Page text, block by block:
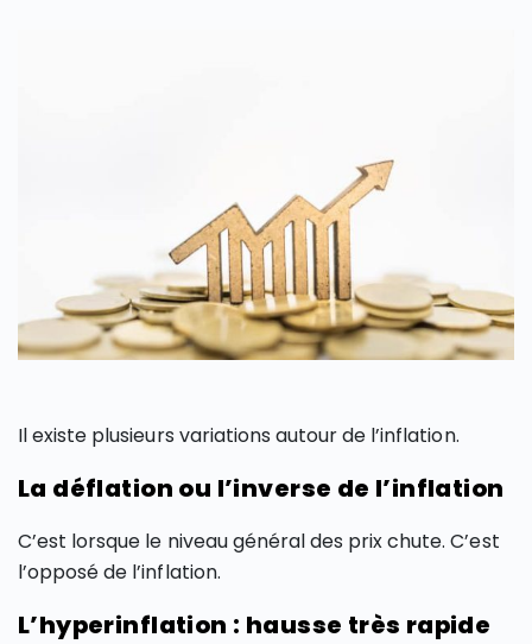
Il existe plusieurs variations autour de l’inflation.
La déflation ou l’inverse de l’inflation
C’est lorsque le niveau général des prix chute. C’est
l’opposé de l’inflation.
L’hyperinflation : hausse très rapide